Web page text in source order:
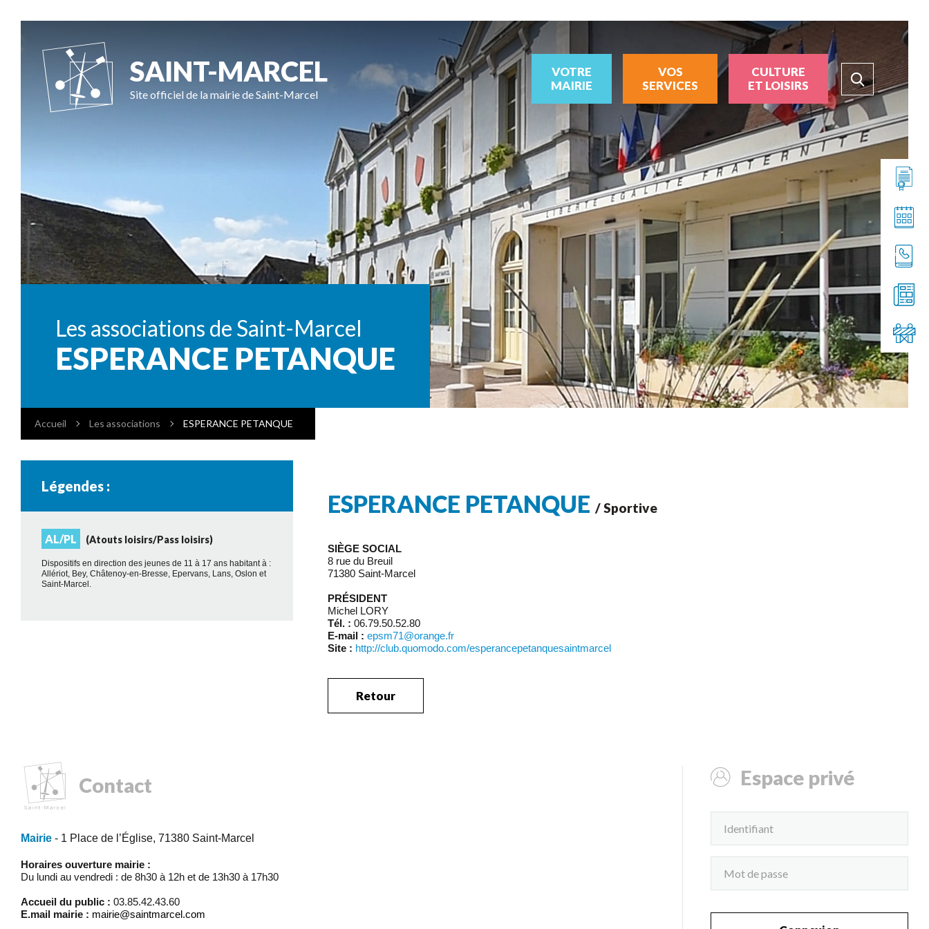
SAINT-MARCEL
Site officiel de la mairie de Saint-Marcel
VOTRE
MAIRIE
VOS
SERVICES
CULTURE
ET LOISIRS
Les associations de Saint-Marcel
ESPERANCE PETANQUE
Accueil Les associations ESPERANCE PETANQUE
Légendes :
AL/PL (Atouts loisirs/Pass loisirs)
Dispositifs en direction des jeunes de 11 à 17 ans habitant à :
Allériot, Bey, Châtenoy-en-Bresse, Epervans, Lans, Oslon et
Saint-Marcel.
ESPERANCE PETANQUE / Sportive
SIÈGE SOCIAL
8 rue du Breuil
71380 Saint-Marcel
PRÉSIDENT
Michel LORY
Tél. : 06.79.50.52.80
E-mail : epsm71@orange.fr
Site : http://club.quomodo.com/esperancepetanquesaintmarcel
Retour
Contact
Mairie - 1 Place de l’Église, 71380 Saint-Marcel
Horaires ouverture mairie :
Du lundi au vendredi : de 8h30 à 12h et de 13h30 à 17h30
Accueil du public : 03.85.42.43.60
E.mail mairie : mairie@saintmarcel.com
Espace privé